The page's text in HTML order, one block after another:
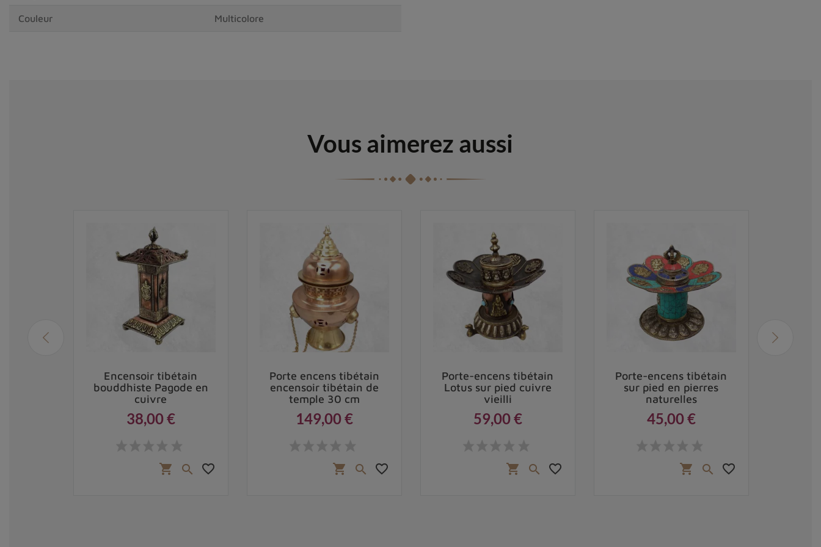
Couleur Multicolore
Vous aimerez aussi
Encensoir tibétain
bouddhiste Pagode en
cuivre
38,00 €
shopping_cart  favorite_border
Porte encens tibétain
encensoir tibétain de
temple 30 cm
149,00 €
shopping_cart  favorite_border
Porte-encens tibétain
Lotus sur pied cuivre
vieilli
59,00 €
shopping_cart  favorite_border
Porte-encens tibétain
sur pied en pierres
naturelles
45,00 €
shopping_cart  favorite_border